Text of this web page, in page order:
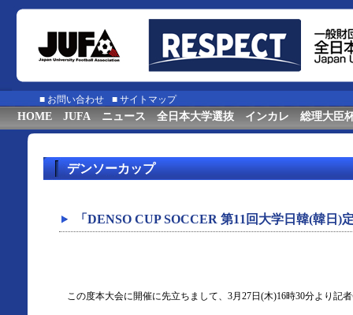
■ お問い合わせ ■ サイトマップ
HOME JUFA ニュース 全日本大学選抜 インカレ 総理大臣
デンソーカップ
「DENSO CUP SOCCER 第11回大学日韓(韓日
この度本大会に開催に先立ちまして、3月27日(木)16時30分より記